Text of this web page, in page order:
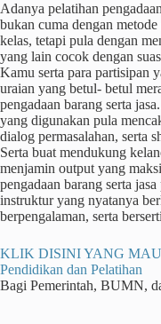
Adanya pelatihan
bukan cuma dengan
kelas, tetapi pula dengan
yang lain cocok dengan
Kamu serta para partisipan
uraian yang betul- betul
pengadaan barang serta
yang digunakan pula
dialog permasalahan, serta
Serta buat mendukung
menjamin output yang
pengadaan barang serta
instruktur yang nyatanya
berpengalaman, serta
KLIK DISINI YANG
Pendidikan dan Pelatihan
Bagi Pemerintah, BUMN,